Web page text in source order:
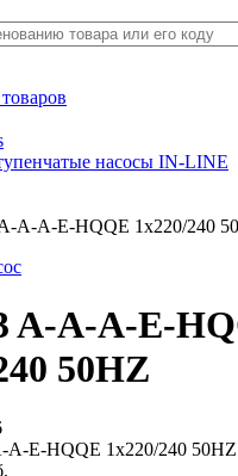
насосы IN-LINE
A-A-E-HQQE 1x220/240
A-A-A-E-
50HZ